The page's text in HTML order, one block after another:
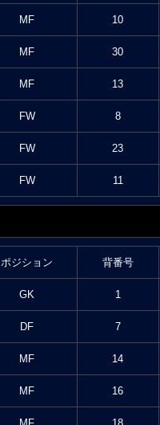
MF 10
MF 30
MF 13
FW 8
FW 23
FW 11
ポジション 背番号
GK 1
DF 7
MF 14
MF 16